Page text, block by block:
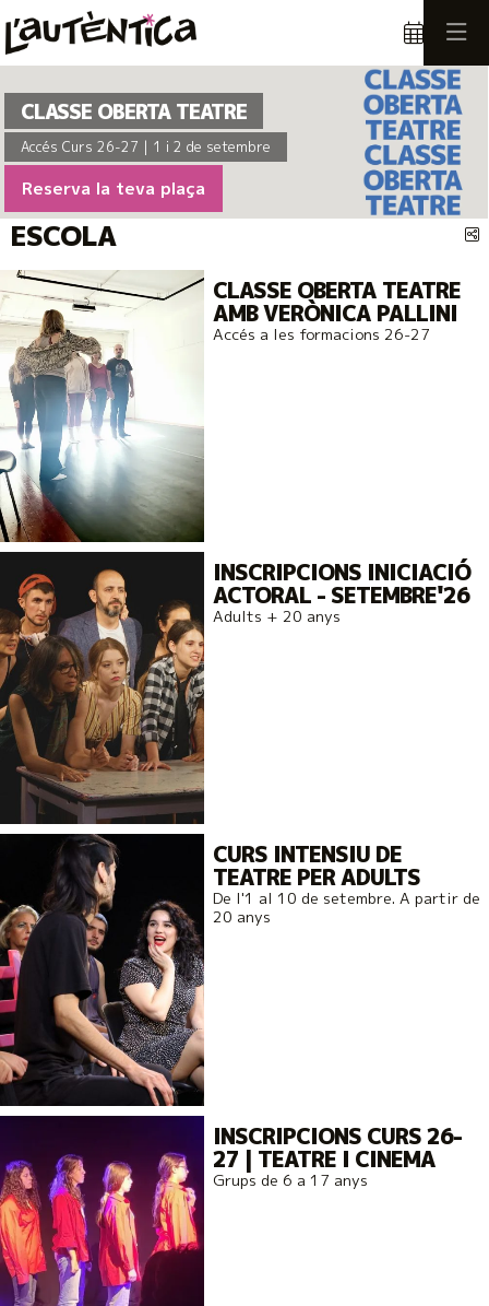
és un carrusel automàtic. Usa les fletxes del teclat o el
CLASSE OBERTA TEATRE
Accés Curs 26-27 | 1 i 2 de setembre
Reserva la teva plaça
ESCOLA
CLASSE OBERTA TEATRE
AMB VERÒNICA PALLINI
Accés a les formacions 26-27
INSCRIPCIONS INICIACIÓ
ACTORAL - SETEMBRE'26
Adults + 20 anys
CURS INTENSIU DE
TEATRE PER ADULTS
De l'1 al 10 de setembre. A partir de
20 anys
INSCRIPCIONS CURS 26-
27 | TEATRE I CINEMA
Grups de 6 a 17 anys